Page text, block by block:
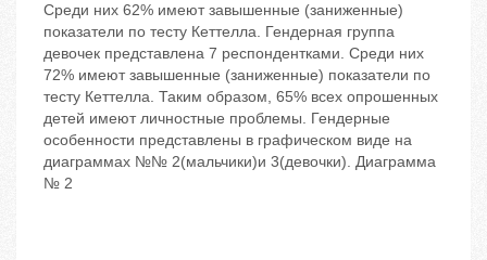
Среди них 62% имеют завышенные (заниженные)
показатели по тесту Кеттелла. Гендерная группа
девочек представлена 7 респондентками. Среди них
72% имеют завышенные (заниженные) показатели по
тесту Кеттелла. Таким образом, 65% всех опрошенных
детей имеют личностные проблемы. Гендерные
особенности представлены в графическом виде на
диаграммах №№ 2(мальчики)и 3(девочки). Диаграмма
№ 2